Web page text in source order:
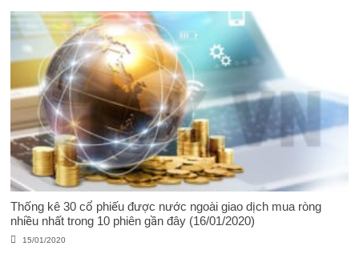
Thống kê 30 cổ phiếu được nước ngoài giao dịch mua ròng
nhiều nhất trong 10 phiên gần đây (16/01/2020)
15/01/2020